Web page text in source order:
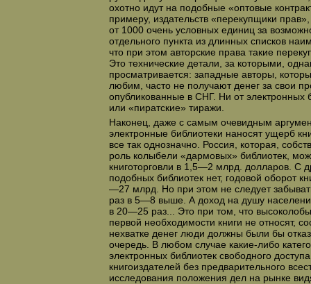
охотно идут на подобные «оптовые
примеру, издательств «перекупщики
от 1000 очень условных единиц за
отдельного пункта из длинных списков
что при этом авторские права такие
Это технические детали, за которыми,
просматривается: западные авторы,
любим, часто не получают денег за свои
опубликованные в СНГ. Ни от электронных
или «пиратские» тиражи.
Наконец, даже с самым очевидным
электронные библиотеки наносят ущерб
все так однозначно. Россия, которая,
роль колыбели «дармовых» библиотек,
книготорговли в 1,5—2 млрд. долларов. С
подобных библиотек нет, годовой оборот
—27 млрд. Но при этом не следует
раз в 5—8 выше. А доход на душу
в 20—25 раз... Это при том, что
первой необходимости книги не относят,
нехватке денег люди должны были бы
очередь. В любом случае какие-либо
электронных библиотек свободного
книгоиздателей без предварительного
исследования положения дел на рынке